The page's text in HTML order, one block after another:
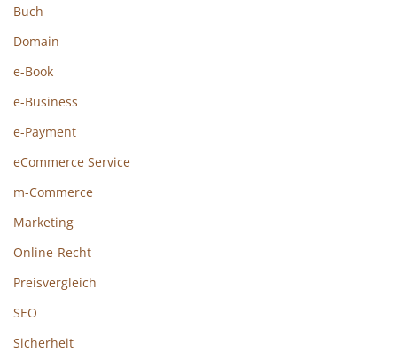
Buch
Domain
e-Book
e-Business
e-Payment
eCommerce Service
m-Commerce
Marketing
Online-Recht
Preisvergleich
SEO
Sicherheit